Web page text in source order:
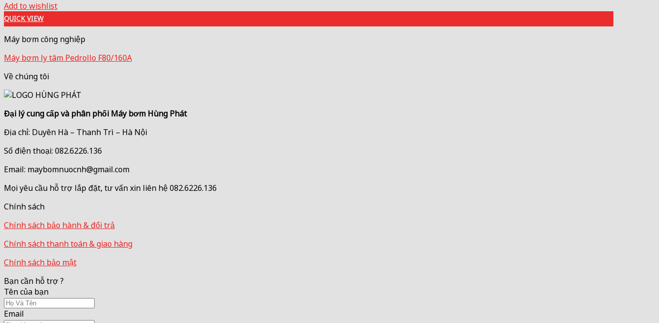
Add to wishlist
QUICK VIEW
Máy bơm công nghiệp
Máy bơm ly tâm Pedrollo F80/160A
Về chúng tôi
Đại lý cung cấp và phân phối Máy bơm Hùng Phát
Địa chỉ: Duyên Hà – Thanh Trì – Hà Nội
Số điện thoại: 082.6226.136
Email: maybomnuocnh@gmail.com
Mọi yêu cầu hỗ trợ lắp đặt, tư vấn xin liên hệ 082.6226.136
Chính sách
Chính sách bảo hành & đổi trả
Chính sách thanh toán & giao hàng
Chính sách bảo mật
Bạn cần hỗ trợ ?
Tên của bạn
Email